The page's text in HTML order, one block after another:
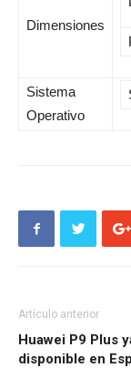
Dimensiones
Sistema
Operativo
Artículo anterior
Huawei P9 Plus
disponible en